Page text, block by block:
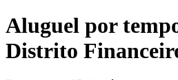
Aluguel por
Distrito